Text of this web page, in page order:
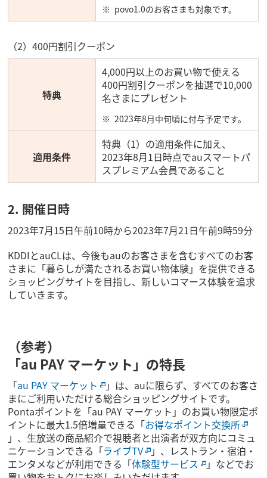
povo1.0のお客さまも対象です。
（2）400円割引クーポン
特典
4,000円以上のお買い物で使える
400円割引クーポンを抽選で10,000
名さまにプレゼント
2023年8月中旬頃に付与予定です。
適用条件
特典（1）の適用条件に加え、
2023年8月1日時点でauスマートパ
スプレミアム会員であること
2. 開催日時
2023年7月15日午前10時から2023年7月21日午前9時59分
KDDIとauCLは、今後もauのお客さまを含むすべてのお客
さまに「暮らしが満たされるお買い物体験」を提供できる
ショッピングサイトを目指し、新しいコマース体験を追求
していきます。
（参考）
「au PAY マーケット」の特長
「au PAY マーケット
」は、auに限らず、すべてのお客さ
まにご利用いただける総合ショッピングサイトです。
Pontaポイントを「au PAY マーケット」のお買い物限定ポ
イントに最大1.5倍増量できる「お得なポイント交換所
」、生放送の商品紹介で視聴者と出演者が双方向にコミュ
ニケーションできる「ライブTV
」、レストラン・宿泊・
エンタメなどが利用できる「体験型サービス
」などでお